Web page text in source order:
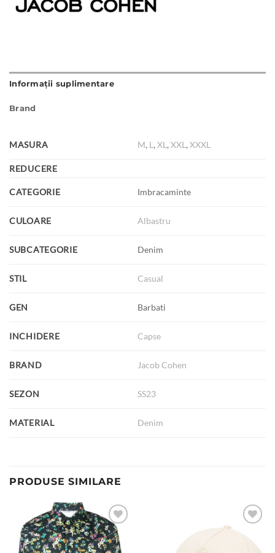
Informații suplimentare
Brand
MASURA M, L ,XL ,XXL ,XXXL
REDUCERE
CATEGORIE Imbracaminte
CULOARE Albastru
SUBCATEGORIE Denim
STIL Casual
GEN Barbati
INCHIDERE Capse
BRAND Jacob Cohen
SEZON SS23
MATERIAL Denim
PRODUSE SIMILARE
Add to
wishlist
Add to
wishlist